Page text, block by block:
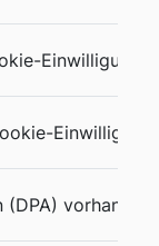
vorhanden